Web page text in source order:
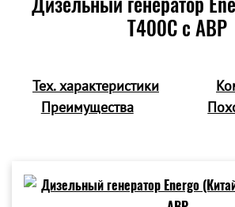
T400C c АВР
Тех. характеристики
Преимущества